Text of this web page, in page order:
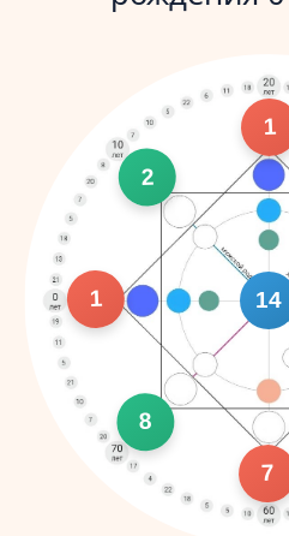
1
1
7
2
8
14